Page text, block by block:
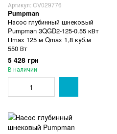
Артикул: CV029776
Pumpman
Насос глубинный шнековый
Pumpman 3QGD2-125-0.55 кВт
Нmax 125 м Qmax 1,8 куб.м
550 Вт
5 428 грн
В наличии